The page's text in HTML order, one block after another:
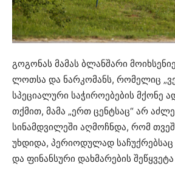
გოგონას მამას ბლანშარი
ლოთსა და ნარკომანს, რომელიც
სპეციალური საჭიროებების მქონე
თქმით, მამა „ერთ ცენტსაც“ არ
სინამდვილეში აღმოჩნდა, რომ
უხდიდა, პერიოდულად საჩუქრებსაც
და ფინანსური დახმარების